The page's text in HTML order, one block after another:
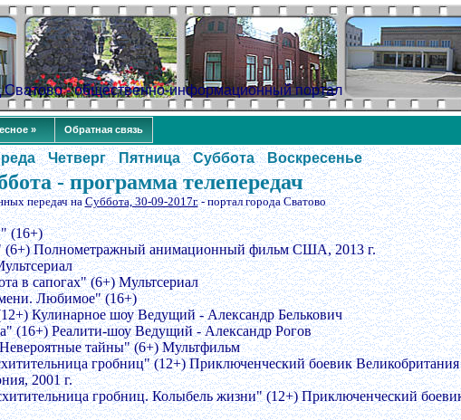
Сватово - общественно-информационный портал
» Обратная связь
Четверг Пятница Суббота Воскресенье
- программа телепередач
передач наСуббота, 30-09-2017г.- портал города Сватово
(16+)
(6+) Полнометражный анимационный фильм США, 2013 г.
в сапогах" (6+) Мультсериал
Любимое" (16+)
Кулинарное шоу Ведущий - Александр Белькович
(16+) Реалити-шоу Ведущий - Александр Рогов
тайны" (6+) Мультфильм
гробниц" (12+) Приключенческий боевик
2001 г.
гробниц. Колыбель жизни" (12+) Приключенческий